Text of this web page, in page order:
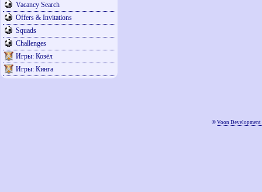
Vacancy Search
Offers & Invitations
Squads
Challenges
Игры: Козёл
Игры: Кинга
© Voon Development